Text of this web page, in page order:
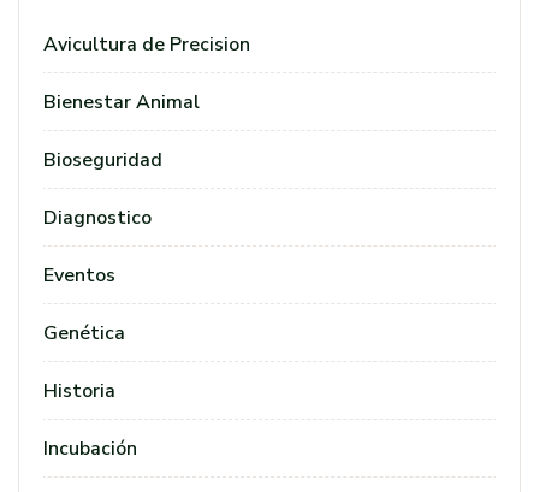
Avicultura de Precision
Bienestar Animal
Bioseguridad
Diagnostico
Eventos
Genética
Historia
Incubación